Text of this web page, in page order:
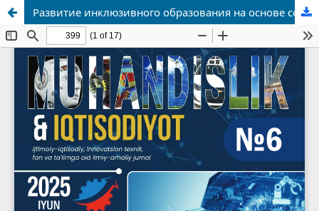
Развитие инклюзивного образования на основе социального маркетинга и цифровизации сферы